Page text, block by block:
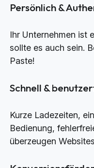
Persönlich &
Ihr Unternehmen ist
sollte es auch sein.
Paste!
Schnell &
Kurze Ladezeiten,
Bedienung,
überzeugen